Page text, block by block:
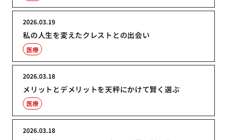
私の人生を変えたクレストとの出会い
2026.03.19
医療
メリットとデメリットを天秤にかけて賢く選ぶ
2026.03.18
医療
2026.03.18